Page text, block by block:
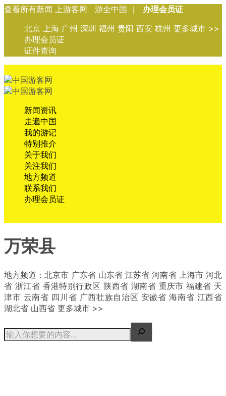
查看所有新闻 上游客网 游全中国 ｜
办理会员证
北京 上海 广州 深圳 福州 贵阳 西安 杭州 更多城市 >>
办理会员证
证件查询
新闻资讯
走遍中国
我的游记
特别推介
关于我们
关注我们
地方频道
联系我们
办理会员证
万荣县
地方频道：北京市 广东省 山东省 江苏省 河南省 上海市 河北
省 浙江省 香港特别行政区 陕西省 湖南省 重庆市 福建省 天
津市 云南省 四川省 广西壮族自治区 安徽省 海南省 江西省
湖北省 山西省 更多城市 >>